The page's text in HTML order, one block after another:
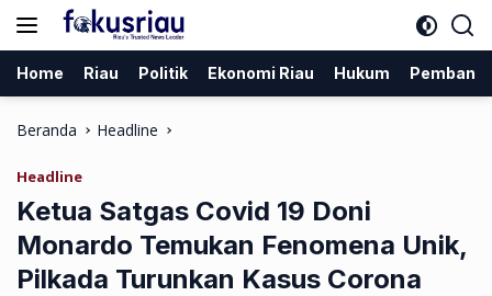
Langsung
Home Riau Politik Ekonomi Riau Hukum
Beranda Headline
Headline
Ketua Satgas Covid 19 Doni
Monardo Temukan Fenomena Unik,
Pilkada Turunkan Kasus Corona